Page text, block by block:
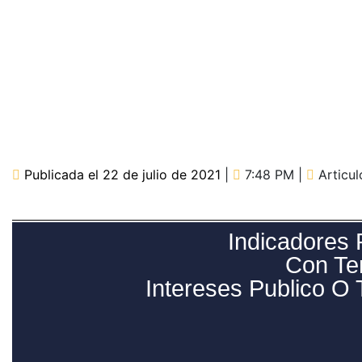
Publicada el 22 de julio de 2021 7:48 PM
Indicadores
Con
Intereses Publico O